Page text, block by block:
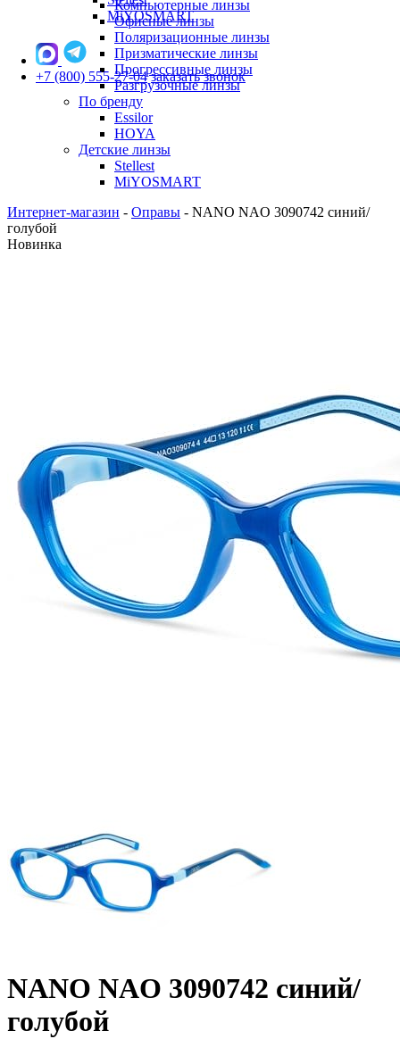
Компьютерные линзы
Офисные линзы
Поляризационные линзы
Призматические линзы
Прогрессивные линзы
Разгрузочные линзы
По бренду
Essilor
HOYA
Детские линзы
Stellest
MiYOSMART
MiYOSMART
+7 (800) 555-27-04 заказать звонок
Интернет-магазин - Оправы - NANO NAO 3090742 синий/
голубой
Новинка
NANO NAO 3090742 синий/
голубой